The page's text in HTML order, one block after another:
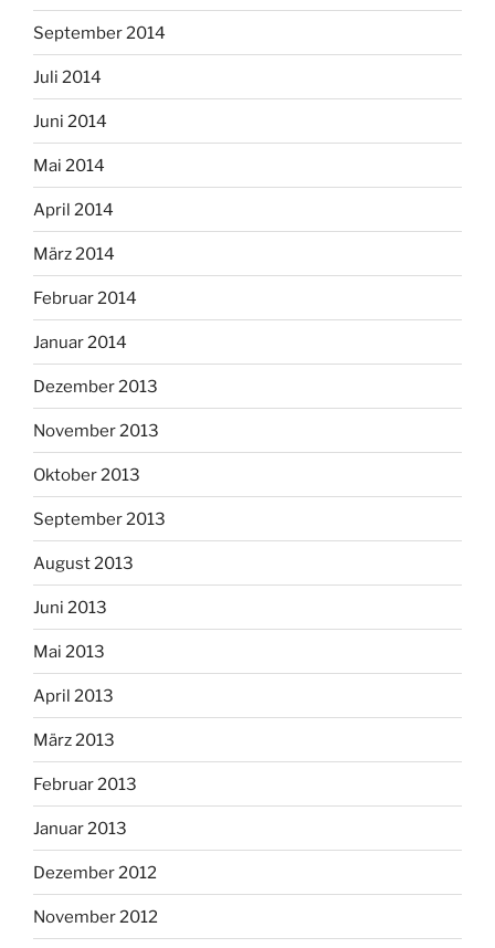
September 2014
Juli 2014
Juni 2014
Mai 2014
April 2014
März 2014
Februar 2014
Januar 2014
Dezember 2013
November 2013
Oktober 2013
September 2013
August 2013
Juni 2013
Mai 2013
April 2013
März 2013
Februar 2013
Januar 2013
Dezember 2012
November 2012